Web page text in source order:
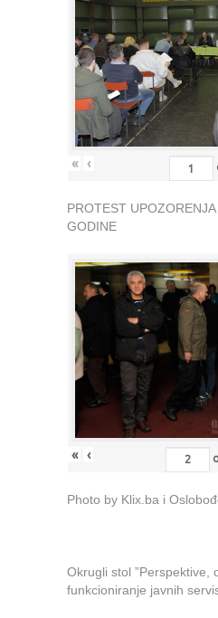
« ‹
PROTEST
GODINE
« ‹
Photo by Klix.ba i
Okrugli stol ”Perspektive,
funkcioniranje javnih